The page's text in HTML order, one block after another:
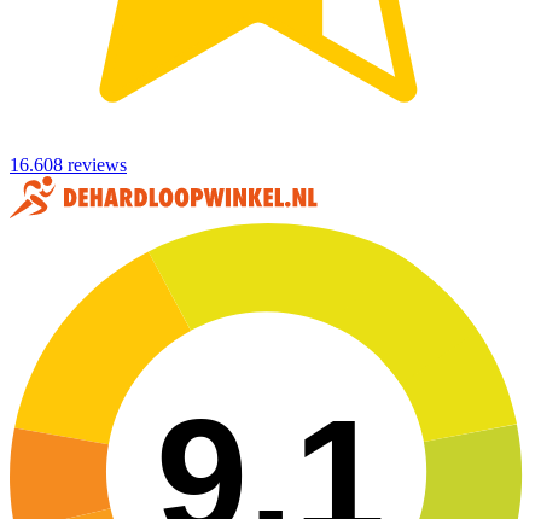
16.608 reviews
9,1